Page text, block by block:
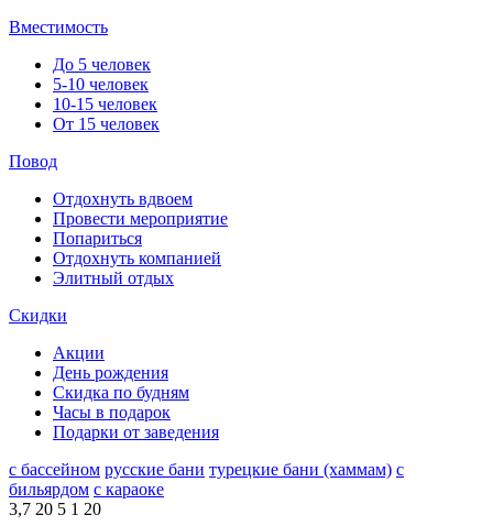
Вместимость
До 5 человек
5-10 человек
10-15 человек
От 15 человек
Повод
Отдохнуть вдвоем
Провести мероприятие
Попариться
Отдохнуть компанией
Элитный отдых
Скидки
Акции
День рождения
Скидка по будням
Часы в подарок
Подарки от заведения
с бассейном русские бани турецкие бани (хаммам) с
бильярдом с караоке
3,7 20 5 1 20